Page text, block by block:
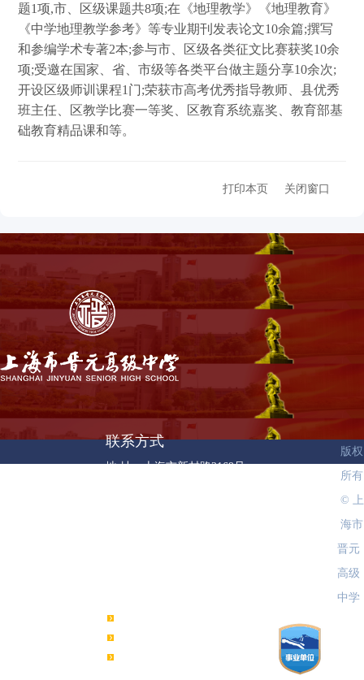
题1项,市、区级课题共8项;在《地理教学》《地理教育》
《中学地理教学参考》等专业期刊发表论文10余篇;撰写
和参编学术专著2本;参与市、区级各类征文比赛获奖10余
项;受邀在国家、省、市级等各类平台做主题分享10余次;
开设区级师训课程1门;荣获市高考优秀指导教师、县优秀
班主任、区教学比赛一等奖、区教育系统嘉奖、教育部基
础教育精品课和等。
关闭窗口
打印本页
联系方式
地 址：上海市新村路2169号
版权
所有
© 上
海市
晋元
高级
中学